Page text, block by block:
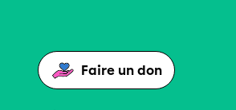
Faire un don